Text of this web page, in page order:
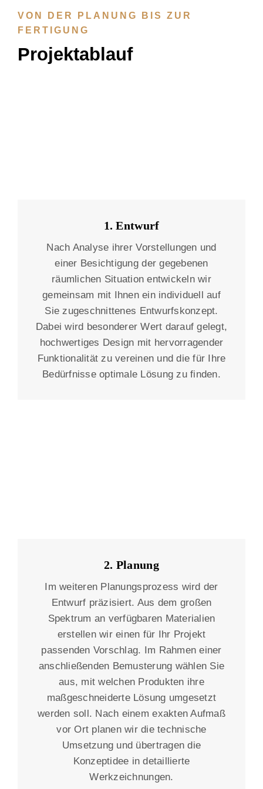
VON DER PLANUNG BIS ZUR
FERTIGUNG
Projektablauf
1. Entwurf
Nach Analyse ihrer Vorstellungen und
einer Besichtigung der gegebenen
räumlichen Situation entwickeln wir
gemeinsam mit Ihnen ein individuell auf
Sie zugeschnittenes Entwurfskonzept.
Dabei wird besonderer Wert darauf gelegt,
hochwertiges Design mit hervorragender
Funktionalität zu vereinen und die für Ihre
Bedürfnisse optimale Lösung zu finden.
2. Planung
Im weiteren Planungsprozess wird der
Entwurf präzisiert. Aus dem großen
Spektrum an verfügbaren Materialien
erstellen wir einen für Ihr Projekt
passenden Vorschlag. Im Rahmen einer
anschließenden Bemusterung wählen Sie
aus, mit welchen Produkten ihre
maßgeschneiderte Lösung umgesetzt
werden soll. Nach einem exakten Aufmaß
vor Ort planen wir die technische
Umsetzung und übertragen die
Konzeptidee in detaillierte
Werkzeichnungen.